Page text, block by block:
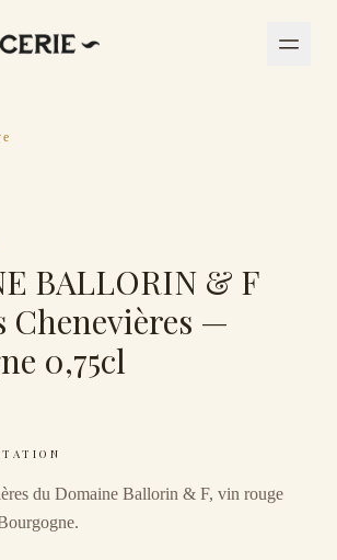
BALLORIN & F
Chenevières —
0,75cl
du Domaine Ballorin & F, vin rouge